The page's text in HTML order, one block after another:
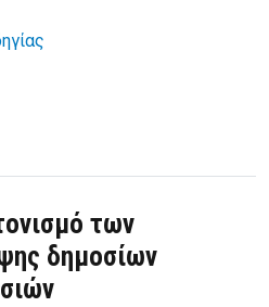
το ΟΔΗΓΙΑ ΤΟΥ ΣΥΜΒΟΥΛΙΟΥ
των
δημοσίων